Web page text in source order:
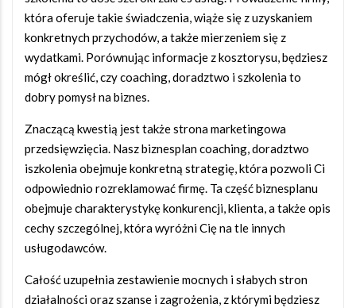
która oferuje takie świadczenia, wiąże się z uzyskaniem
konkretnych przychodów, a także mierzeniem się z
wydatkami. Porównując informacje z kosztorysu, będziesz
mógł określić, czy coaching, doradztwo i szkolenia to
dobry pomysł na biznes.
Znaczącą kwestią jest także strona marketingowa
przedsięwzięcia. Nasz biznesplan coaching, doradztwo
iszkolenia obejmuje konkretną strategię, która pozwoli Ci
odpowiednio rozreklamować firmę. Ta część biznesplanu
obejmuje charakterystykę konkurencji, klienta, a także opis
cechy szczególnej, która wyróżni Cię na tle innych
usługodawców.
Całość uzupełnia zestawienie mocnych i słabych stron
działalności oraz szanse i zagrożenia, z którymi będziesz